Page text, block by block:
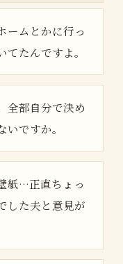
ームとかに行っ
たんですよ。
全部自分で決め
ですか。
紙…正直ちょっ
した夫と意見が